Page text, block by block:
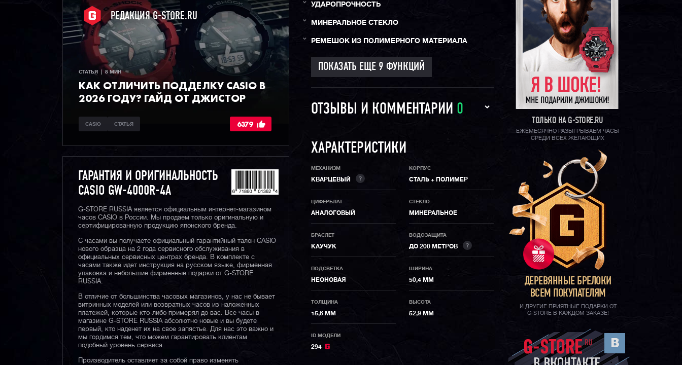
РЕДАКЦИЯ G-STORE.RU
СТАТЬЯ  |  8 МИН
КАК ОТЛИЧИТЬ ПОДДЕЛКУ CASIO В
2026 ГОДУ? ГАЙД ОТ ДЖИСТОР
CASIO СТАТЬЯ 6379
ГАРАНТИЯ И ОРИГИНАЛЬНОСТЬ
CASIO GW-4000R-4A
G-STORE RUSSIA является официальным интернет-магазином
часов CASIO в России. Мы продаем только оригинальную и
сертифицированную продукцию японского бренда.
С часами вы получаете официальный гарантийный талон CASIO
нового образца на 2 года сервисного обслуживания в
официальных сервисных центрах бренда. В комплекте с
часами также идет инструкция на русском языке, фирменная
упаковка и небольшие фирменные подарки от G-STORE
RUSSIA.
В отличие от большинства часовых магазинов, у нас не бывает
витринных моделей или возвратных часов из наложенных
платежей, которые кто-либо примерял до вас. Все часы в
магазине G-STORE RUSSIA абсолютно новые и вы будете
первый, кто наденет их на свое запястье. Для нас это важно и
мы гордимся тем, что можем гарантировать клиентам
подобный уровень сервиса.
Производитель оставляет за собой право изменять
УДАРОПРОЧНОСТЬ
МИНЕРАЛЬНОЕ СТЕКЛО
РЕМЕШОК ИЗ ПОЛИМЕРНОГО МАТЕРИАЛА
ОТЗЫВЫ И КОММЕНТАРИИ 0
ХАРАКТЕРИСТИКИ
МЕХАНИЗМ
КВАРЦЕВЫЙ ?
КОРПУС
СТАЛЬ + ПОЛИМЕР
ЦИФЕРБЛАТ
АНАЛОГОВЫЙ
СТЕКЛО
МИНЕРАЛЬНОЕ
БРАСЛЕТ
КАУЧУК
ВОДОЗАЩИТА
ДО 200 МЕТРОВ ?
ПОДСВЕТКА
НЕОНОВАЯ
ШИРИНА
50,4 ММ
ТОЛЩИНА
15,6 ММ
ВЫСОТА
52,9 ММ
ID МОДЕЛИ
294
ТОЛЬКО НА G-STORE.RU
ЕЖЕМЕСЯЧНО РАЗЫГРЫВАЕМ ЧАСЫ
СРЕДИ ВСЕХ ЖЕЛАЮЩИХ
ДЕРЕВЯННЫЕ БРЕЛОКИ
ВСЕМ ПОКУПАТЕЛЯМ
И ДРУГИЕ ПРИЯТНЫЕ ПОДАРКИ ОТ
G-STORE В КАЖДОМ ЗАКАЗЕ!